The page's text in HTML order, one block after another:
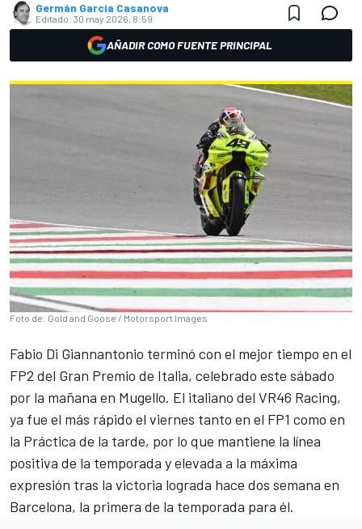
Germán Garcia Casanova
Editado: 30 may 2026, 8:59
AÑADIR COMO FUENTE PRINCIPAL
Foto de: Gold and Goose / Motorsport Images
Fabio Di Giannantonio terminó con el mejor tiempo en el
FP2 del Gran Premio de Italia, celebrado este sábado
por la mañana en Mugello. El italiano del VR46 Racing,
ya fue el más rápido el viernes tanto en el FP1 como en
la Práctica de la tarde, por lo que mantiene la línea
positiva de la temporada y elevada a la máxima
expresión tras la victoria lograda hace dos semana en
Barcelona, la primera de la temporada para él.